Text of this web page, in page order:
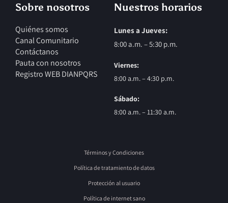
Sobre nosotros
Quiénes somos
Canal Comunitario
Contáctanos
Pauta con nosotros
Registro WEB DIANPQRS
Nuestros horarios
Lunes a Jueves:
8:00 a.m. – 5:30 p.m.
Viernes:
8:00 a.m. – 4:30 p.m.
Sábado:
8:00 a.m. – 11:30 a.m.
Términos y Condiciones
Política de tratamiento de datos
Protección al usuario
Política de internet sano